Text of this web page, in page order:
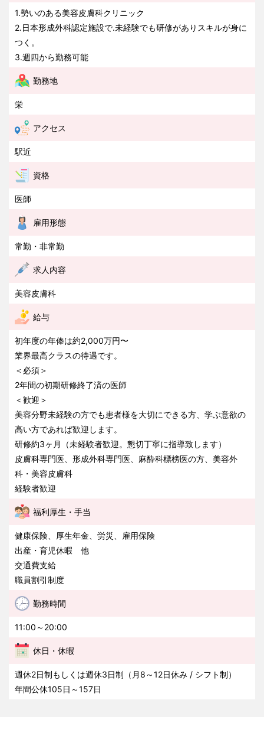
1.勢いのある美容皮膚科クリニック
2.日本形成外科認定施設で.未経験でも研修がありスキルが身に
つく。
3.週四から勤務可能
勤務地
栄
アクセス
駅近
資格
医師
雇用形態
常勤・非常勤
求人内容
美容皮膚科
給与
初年度の年俸は約2,000万円〜
業界最高クラスの待遇です。
＜必須＞
2年間の初期研修終了済の医師
＜歓迎＞
美容分野未経験の方でも患者様を大切にできる方、学ぶ意欲の
高い方であれば歓迎します。
研修約3ヶ月（未経験者歓迎。懇切丁寧に指導致します）
皮膚科専門医、形成外科専門医、麻酔科標榜医の方、美容外
科・美容皮膚科
経験者歓迎
福利厚生・手当
健康保険、厚生年金、労災、雇用保険
出産・育児休暇 他
交通費支給
職員割引制度
勤務時間
11:00～20:00
休日・休暇
週休2日制もしくは週休3日制（月8～12日休み / シフト制）
年間公休105日～157日